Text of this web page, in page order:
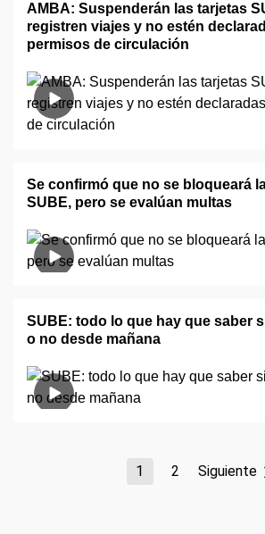
AMBA: Suspenderán las tarjetas
registren viajes y no estén
permisos de circulación
Se confirmó que no se bloqueará
SUBE, pero se evalúan multas
SUBE: todo lo que hay que saber
o no desde mañana
1 2 Siguiente